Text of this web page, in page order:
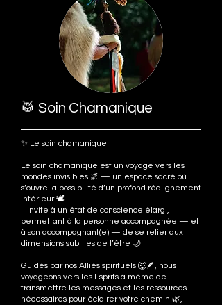
🥁 Soin Chamanique
✨ Le soin chamanique
Le soin chamanique est un voyage vers les
mondes invisibles 🌌 — un espace sacré où
s’ouvre la possibilité d’un profond réalignement
intérieur 🕊️.
Il invite à un état de conscience élargi,
permettant à la personne accompagnée — et
à son accompagnant(e) — de se relier aux
dimensions subtiles de l’être 🌙.
Guidés par nos Alliés spirituels 🐺🪶, nous
voyageons vers les Esprits à même de
transmettre les messages et les ressources
nécessaires pour éclairer votre chemin 🌿,